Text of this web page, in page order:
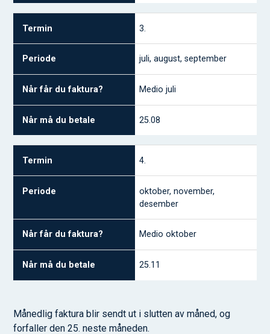
3.
juli, august, september
Medio juli
25.08
4.
oktober, november,
desember
Medio oktober
25.11
Månedlig faktura blir sendt ut i slutten av måned, og
forfaller den 25. neste måneden.